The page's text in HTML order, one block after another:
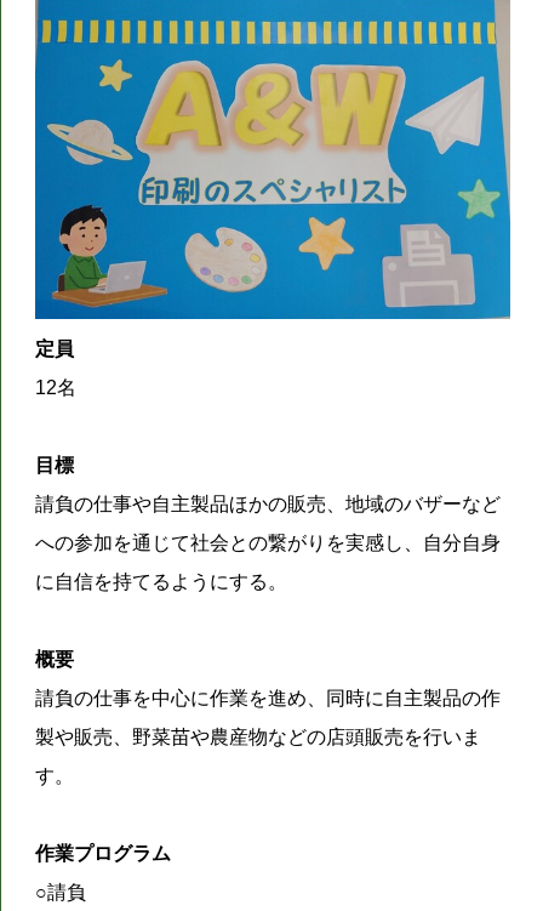
定員
12名
目標
請負の仕事や自主製品ほかの販売、地域のバザーなど
への参加を通じて社会との繋がりを実感し、自分自身
に自信を持てるようにする。
概要
請負の仕事を中心に作業を進め、同時に自主製品の作
製や販売、野菜苗や農産物などの店頭販売を行いま
す。
作業プログラム
○請負